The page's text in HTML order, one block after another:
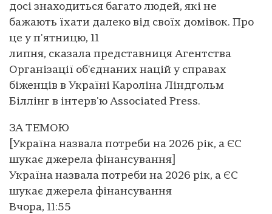
досі знаходиться багато людей, які не
бажають їхати далеко від своїх домівок. Про
це у п'ятницю, 11
липня, сказала представниця Агентства
Організації об'єднаних націй у справах
біженців в Україні Кароліна Ліндгольм
Біллінг в інтерв'ю Associated Press.
ЗА ТЕМОЮ
[Україна назвала потреби на 2026 рік, а ЄС
шукає джерела фінансування]
Україна назвала потреби на 2026 рік, а ЄС
шукає джерела фінансування
Вчора, 11:55